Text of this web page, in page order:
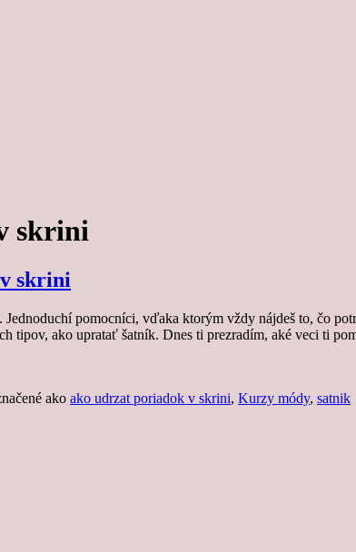
skrini
skrini
pomocníci, vďaka ktorým vždy nájdeš to, čo
tipov, ako upratať šatník. Dnes ti prezradím, aké veci ti
ako ako udrzat poriadok v skrini, Kurzy módy, satnik